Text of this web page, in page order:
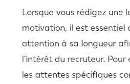
Lorsque vous rédigez une
motivation, il est essentiel
attention à sa longueur
l’intérêt du recruteur. Pour
les attentes spécifiques